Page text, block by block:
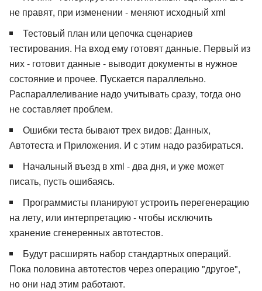
не правят, при изменении - меняют исходный xml
Тестовый план или цепочка сценариев
тестирования. На вход ему готовят данные. Первый из
них - готовит данные - выводит документы в нужное
состояние и прочее. Пускается параллельно.
Распараллеливание надо учитывать сразу, тогда оно
не составляет проблем.
Ошибки теста бывают трех видов: Данных,
Автотеста и Приложения. И с этим надо разбираться.
Начальный въезд в xml - два дня, и уже может
писать, пусть ошибаясь.
Программисты планируют устроить перегенерацию
на лету, или интерпретацию - чтобы исключить
хранение сгенеренных автотестов.
Будут расширять набор стандартных операций.
Пока половина автотестов через операцию "другое",
но они над этим работают.